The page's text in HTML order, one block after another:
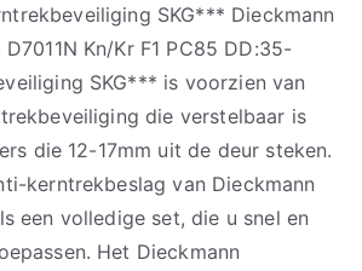
SKG*** Dieckmann
Kn/Kr F1 PC85 DD:35-
SKG*** is voorzien van
die verstelbaar is
die 12-17mm uit de deur steken.
kerntrekbeslag van Dieckmann
een volledige set, die u snel en
Het Dieckmann